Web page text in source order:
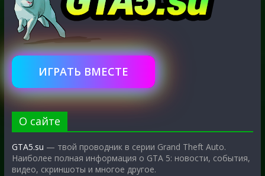
ИГРАТЬ ВМЕСТЕ
О сайте
GTA5.su — твой проводник в серии Grand Theft Auto.
Наиболее полная информация о GTA 5: новости, события,
видео, скриншоты и многое другое.